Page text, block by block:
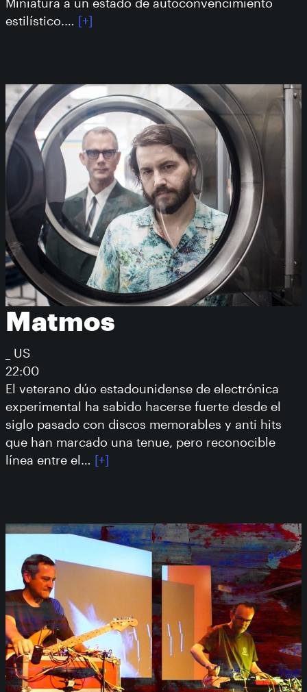
Miniatura a un estado de autoconvencimiento
estilístico.… [+]
Matmos
_ US
22:00
El veterano dúo estadounidense de electrónica
experimental ha sabido hacerse fuerte desde el
siglo pasado con discos memorables y anti hits
que han marcado una tenue, pero reconocible
línea entre el… [+]